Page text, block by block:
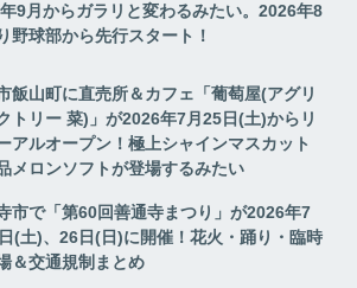
9月からガラリと変わるみたい。2026年8
野球部から先行スタート！
飯山町に直売所＆カフェ「葡萄屋(アグリ
トリー 菜)」が2026年7月25日(土)からリ
アルオープン！極上シャインマスカット
メロンソフトが登場するみたい
市で「第60回善通寺まつり」が2026年7
(土)、26日(日)に開催！花火・踊り・臨時
＆交通規制まとめ